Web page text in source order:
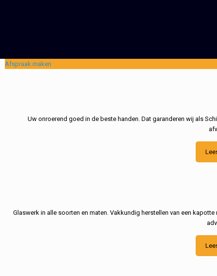
Afspraak maken
Uw onroerend goed in de beste handen. Dat garanderen wij als
Glaswerk in alle soorten en maten. Vakkundig herstellen van een